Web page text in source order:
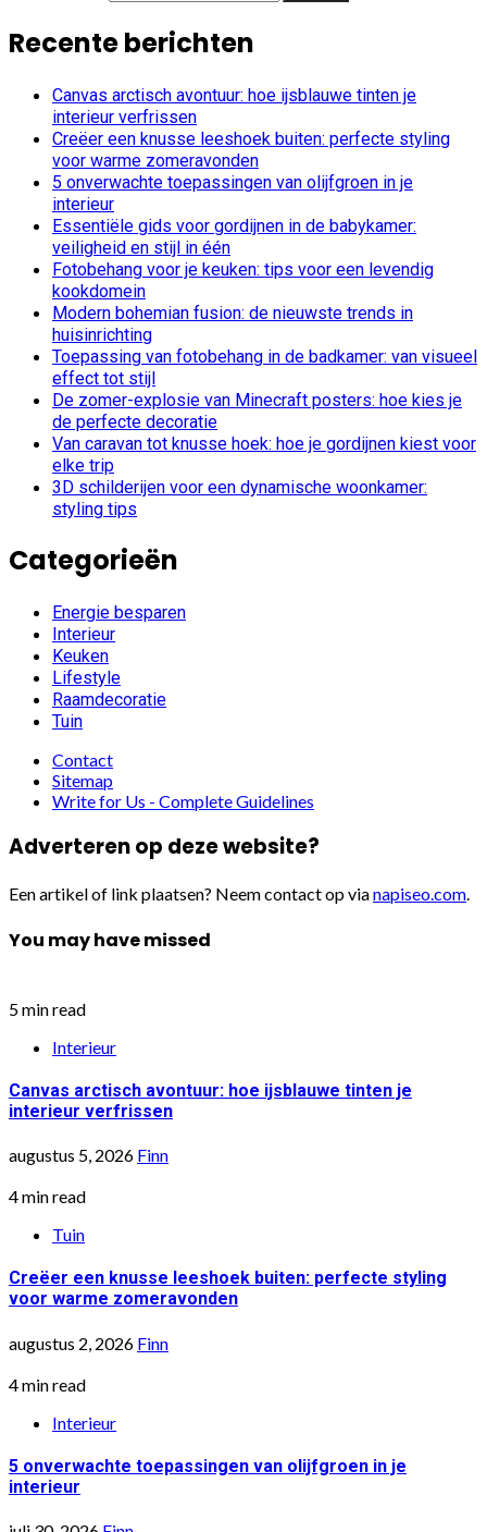
Recente berichten
Canvas arctisch avontuur: hoe ijsblauwe tinten je
interieur verfrissen
Creëer een knusse leeshoek buiten: perfecte styling
voor warme zomeravonden
5 onverwachte toepassingen van olijfgroen in je
interieur
Essentiële gids voor gordijnen in de babykamer:
veiligheid en stijl in één
Fotobehang voor je keuken: tips voor een levendig
kookdomein
Modern bohemian fusion: de nieuwste trends in
huisinrichting
Toepassing van fotobehang in de badkamer: van visueel
effect tot stijl
De zomer-explosie van Minecraft posters: hoe kies je
de perfecte decoratie
Van caravan tot knusse hoek: hoe je gordijnen kiest voor
elke trip
3D schilderijen voor een dynamische woonkamer:
styling tips
Categorieën
Energie besparen
Interieur
Keuken
Lifestyle
Raamdecoratie
Tuin
Contact
Sitemap
Write for Us - Complete Guidelines
Adverteren op deze website?
Een artikel of link plaatsen? Neem contact op vianapiseo.com.
You may have missed
5 min read
Interieur
Canvas arctisch avontuur: hoe ijsblauwe tinten je
interieur verfrissen
augustus 5, 2026 Finn
4 min read
Tuin
Creëer een knusse leeshoek buiten: perfecte styling
voor warme zomeravonden
augustus 2, 2026 Finn
4 min read
Interieur
5 onverwachte toepassingen van olijfgroen in je
interieur